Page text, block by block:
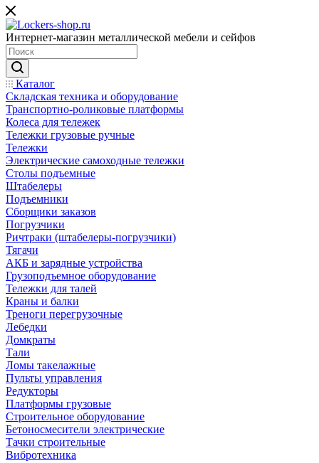
Интернет-магазин металлической мебели и сейфов
Каталог
Складская техника и оборудование
Транспортно-роликовые платформы
Колеса для тележек
Тележки грузовые ручные
Тележки
Электрические самоходные тележки
Столы подъемные
Штабелеры
Подъемники
Сборщики заказов
Погрузчики
Ричтраки (штабелеры-погрузчики)
Тягачи
АКБ и зарядные устройства
Грузоподъемное оборудование
Тележки для талей
Краны и балки
Треноги перегрузочные
Лебедки
Домкраты
Тали
Ломы такелажные
Пульты управления
Редукторы
Платформы грузовые
Строительное оборудование
Бетоносмесители электрические
Тачки строительные
Вибротехника